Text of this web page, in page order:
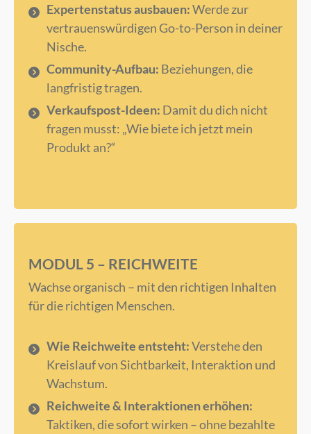
Expertenstatus ausbauen:Werde zur
vertrauenswürdigen Go-to-Person in deiner
Nische.
Community-Aufbau: Beziehungen, die
langfristig tragen.
Verkaufspost-Ideen: Damit du dich nicht
fragen musst: „Wie biete ich jetzt mein
Produkt an?“
MODUL 5 – REICHWEITE
Wachse organisch – mit den richtigen Inhalten
für die richtigen Menschen.
Wie Reichweite entsteht:Verstehe den
Kreislauf von Sichtbarkeit, Interaktion und
Wachstum.
Reichweite & Interaktionen erhöhen:
Taktiken, die sofort wirken – ohne bezahlte